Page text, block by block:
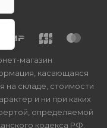
магазин
касающаяся
на складе, стоимости
и ни при каких
определяемой
кодекса РФ.